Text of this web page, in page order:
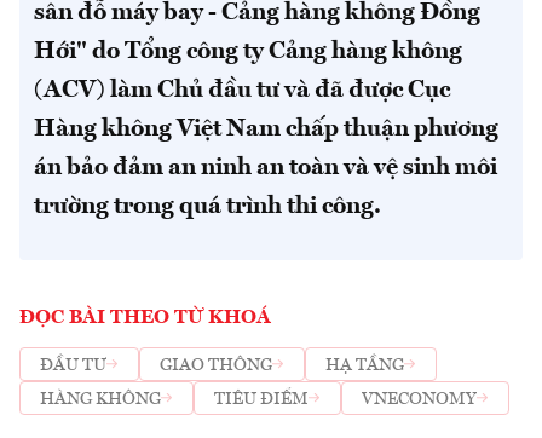
sân đỗ máy bay - Cảng hàng không Đồng
Hới" do Tổng công ty Cảng hàng không
(ACV) làm Chủ đầu tư và đã được Cục
Hàng không Việt Nam chấp thuận phương
án bảo đảm an ninh an toàn và vệ sinh môi
trường trong quá trình thi công.
ĐỌC BÀI THEO TỪ KHOÁ
ĐẦU TƯ GIAO THÔNG
HẠ TẦNG
HÀNG KHÔNG
TIÊU ĐIỂM VNECONOMY